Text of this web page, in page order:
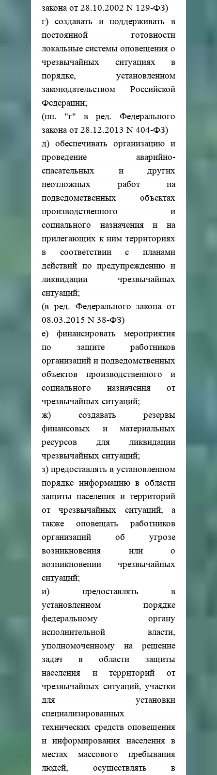
закона от 28.10.2002 N 129-ФЗ)
г) создавать и поддерживать в
постоянной готовности
локальные системы оповещения о
чрезвычайных ситуациях в
порядке, установленном
законодательством Российской
Федерации;
(пп. "г" в ред. Федерального
закона от 28.12.2013 N 404-ФЗ)
д) обеспечивать организацию и
проведение аварийно-
спасательных и других
неотложных работ на
подведомственных объектах
производственного и
социального назначения и на
прилегающих к ним территориях
в соответствии с планами
действий по предупреждению и
ликвидации чрезвычайных
ситуаций;
(в ред. Федерального закона от
08.03.2015 N 38-ФЗ)
е) финансировать мероприятия
по защите работников
организаций и подведомственных
объектов производственного и
социального назначения от
чрезвычайных ситуаций;
ж) создавать резервы
финансовых и материальных
ресурсов для ликвидации
чрезвычайных ситуаций;
з) предоставлять в установленном
порядке информацию в области
защиты населения и территорий
от чрезвычайных ситуаций, а
также оповещать работников
организаций об угрозе
возникновения или о
возникновении чрезвычайных
ситуаций;
и) предоставлять в
установленном порядке
федеральному органу
исполнительной власти,
уполномоченному на решение
задач в области защиты
населения и территорий от
чрезвычайных ситуаций, участки
для установки
специализированных
технических средств оповещения
и информирования населения в
местах массового пребывания
людей, осуществлять в